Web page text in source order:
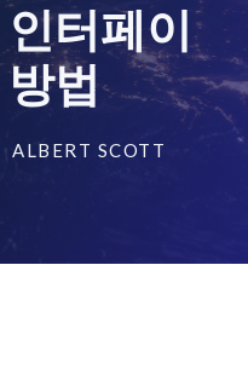
터페이
법
ALBERT SCOTT